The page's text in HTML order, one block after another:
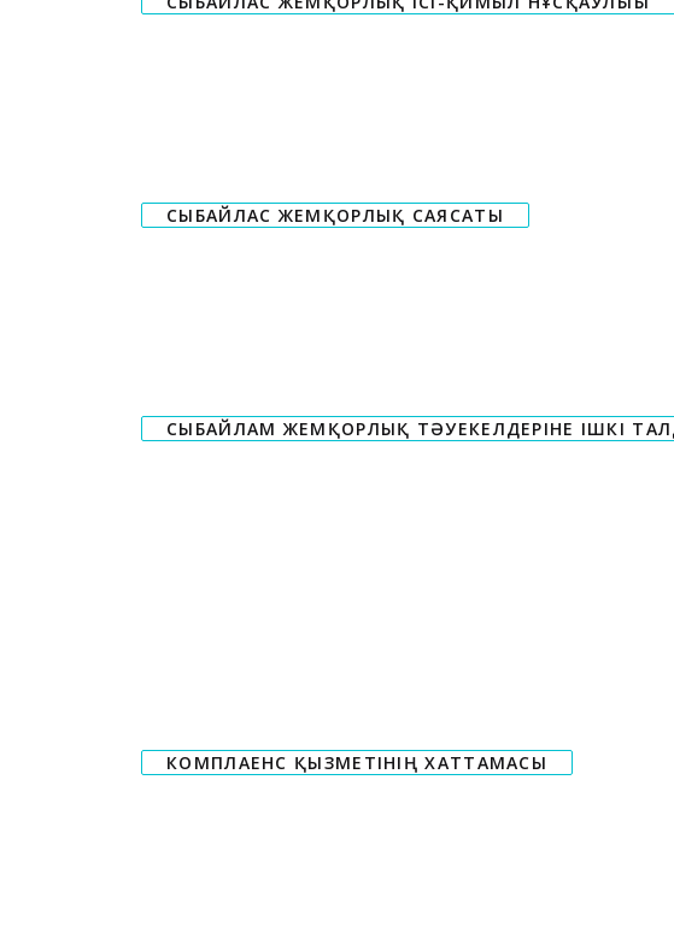
СЫБАЙЛАС ЖЕМҚОРЛЫҚ САЯСАТЫ
СЫБАЙЛАМ ЖЕМҚОРЛЫҚ ТӘУЕКЕЛДЕРІНЕ ІШКІ
КОМПЛАЕНС ҚЫЗМЕТІНІҢ ХАТТАМАСЫ